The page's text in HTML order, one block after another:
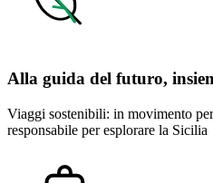
Alla guida del futuro,
Viaggi sostenibili: in movimento
responsabile per esplorare la Sicilia